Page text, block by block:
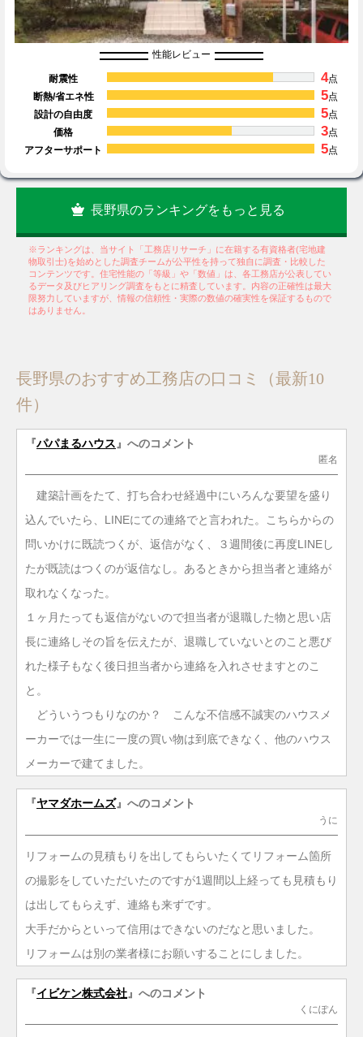
性能レビュー
耐震性 4点
断熱/省エネ性
5点
設計の自由度
5点
価格
3点
アフターサポート
5点
長野県のランキングをもっと見る
※ランキングは、当サイト「工務店リサーチ」に在籍する有資格者(宅地建
物取引士)を始めとした調査チームが公平性を持って独自に調査・比較した
コンテンツです。住宅性能の「等級」や「数値」は、各工務店が公表してい
るデータ及びヒアリング調査をもとに精査しています。内容の正確性は最大
限努力していますが、情報の信頼性・実際の数値の確実性を保証するもので
はありません。
長野県のおすすめ工務店の口コミ（最新10
件）
『パパまるハウス 』へのコメント
匿名
建築計画をたて、打ち合わせ経過中にいろんな要望を盛り
込んでいたら、LINEにての連絡でと言われた。こちらからの
問いかけに既読つくが、返信がなく、３週間後に再度LINEし
たが既読はつくのが返信なし。あるときから担当者と連絡が
取れなくなった。
１ヶ月たっても返信がないので担当者が退職した物と思い店
長に連絡しその旨を伝えたが、退職していないとのこと悪び
れた様子もなく後日担当者から連絡を入れさせますとのこ
と。
どういうつもりなのか？ こんな不信感不誠実のハウスメ
ーカーでは一生に一度の買い物は到底できなく、他のハウス
メーカーで建てました。
『ヤマダホームズ』へのコメント
うに
リフォームの見積もりを出してもらいたくてリフォーム箇所
の撮影をしていただいたのですが1週間以上経っても見積もり
は出してもらえず、連絡も来ずです。
大手だからといって信用はできないのだなと思いました。
リフォームは別の業者様にお願いすることにしました。
『イビケン株式会社 』へのコメント
くにぽん